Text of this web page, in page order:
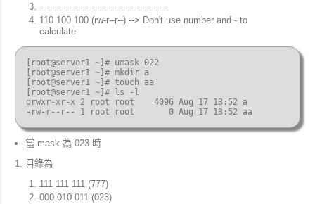
=======================
110 100 100 (rw-r--r--) --> Don't use number and - to
calculate
[root@server1 ~]# umask 022
[root@server1 ~]# mkdir a
[root@server1 ~]# touch aa
[root@server1 ~]# ls -l
drwxr-xr-x 2 root root    4096 Aug 17 13:52 a
當 mask 為 023 時
目錄為
111 111 111 (777)
000 010 011 (023)